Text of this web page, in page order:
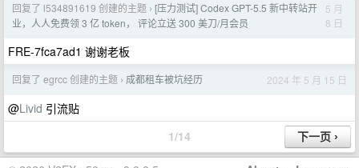
回复了 l534891619 创建的主题 › [压力测试] Codex GPT-5.5 新中转站开
业，人人免费领 3 亿 token， 评论立送 300 美刀/月会员
5 月
8 日
FRE-7fca7ad1 谢谢老板
回复了 egrcc 创建的主题 › 成都租车被坑经历 2024 年 5 月 15 日
@Livid 引流贴
1/14